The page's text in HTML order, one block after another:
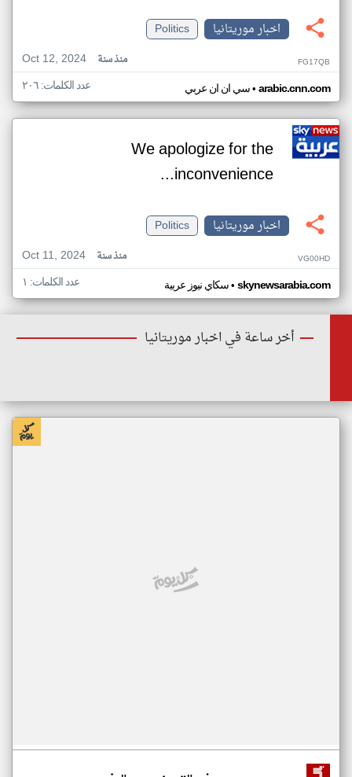
اخبار موريتانيا
Politics
Oct 12, 2024
منذ سنة FG17QB
سي ان ان عربي• arabic.cnn.com عدد الكلمات: ٢٠٦
We apologize for the
inconvenience...
اخبار موريتانيا
Politics
Oct 11, 2024
منذ سنة VG00HD
سكاي نيوز عربية• skynewsarabia.com عدد الكلمات: ١
أخر ساعة في اخبار موريتانيا